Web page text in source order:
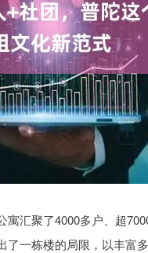
汇聚了4000多户、超
一栋楼的局限，以丰富